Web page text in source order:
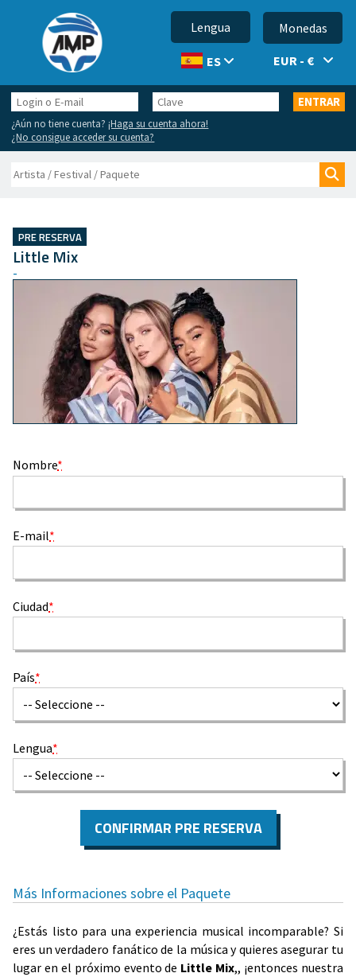
Lengua
ES
Monedas
EUR - €
Login
o
E-
mail
Clave ENTRAR
¿Aún no tiene cuenta?¡Haga su cuenta ahora!
¿No consigue acceder su cuenta?
Buscar
PRE RESERVA
Little Mix
-
Nombre*
E-mail*
Ciudad*
País*
Lengua*
CONFIRMAR PRE RESERVA
Más Informaciones sobre el Paquete
¿Estás listo para una experiencia musical incomparable? Si
eres un verdadero fanático de la música y quieres asegurar tu
lugar en el próximo evento de Little Mix,, ¡entonces nuestra